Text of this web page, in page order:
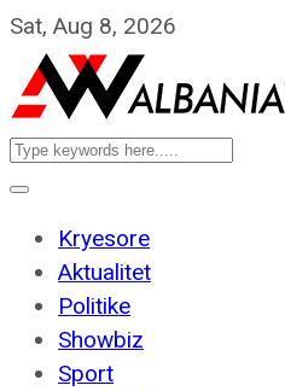
Sat, Aug 8, 2026
Kryesore
Aktualitet
Politike
Showbiz
Sport